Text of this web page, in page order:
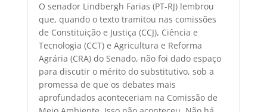
O senador Lindbergh Farias (PT-RJ) lembrou
que, quando o texto tramitou nas comissões
de Constituição e Justiça (CCJ), Ciência e
Tecnologia (CCT) e Agricultura e Reforma
Agrária (CRA) do Senado, não foi dado espaço
para discutir o mérito do substitutivo, sob a
promessa de que os debates mais
aprofundados aconteceriam na Comissão de